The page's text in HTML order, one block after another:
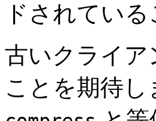
ドされてい
古いクライア
ことを期待